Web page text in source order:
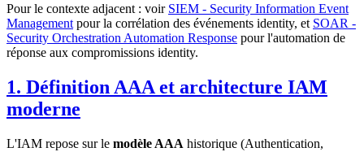
Pour le contexte adjacent : voir SIEM - Security Information Event
Management pour la corrélation des événements identity, et SOAR -
Security Orchestration Automation Response pour l'automation de
réponse aux compromissions identity.
1. Définition AAA et architecture IAM
moderne
L'IAM repose sur le modèle AAA historique (Authentication,